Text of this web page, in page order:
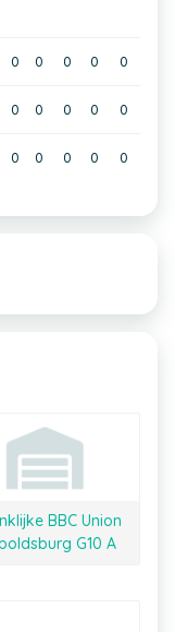
0 0 0 0 0
0 0 0 0 0
0 0 0 0 0
BBC Union
G10 A